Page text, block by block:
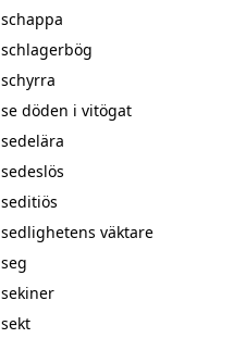
schappa
schlagerbög
schyrra
se döden i vitögat
sedelära
sedeslös
seditiös
sedlighetens väktare
seg
sekiner
sekt